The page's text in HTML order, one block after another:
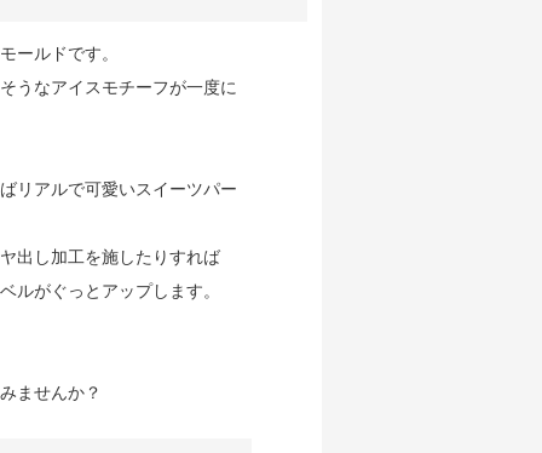
ールドです。
うなアイスモチーフが一度に
リアルで可愛いスイーツパー
出し加工を施したりすれば
ルがぐっとアップします。
ませんか？